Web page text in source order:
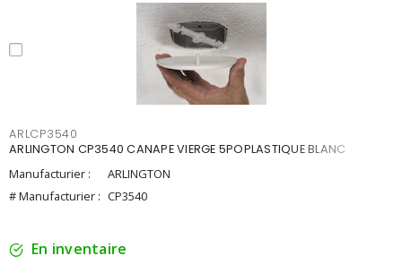
ARLCP3540
ARLINGTON CP3540 CANAPE VIERGE 5POPLASTIQUE BLANC
Manufacturier :
ARLINGTON
# Manufacturier : CP3540
En inventaire